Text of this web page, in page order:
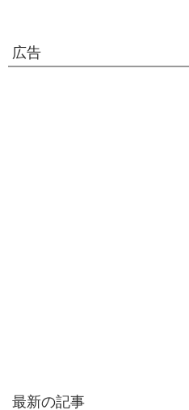
広告
最新の記事